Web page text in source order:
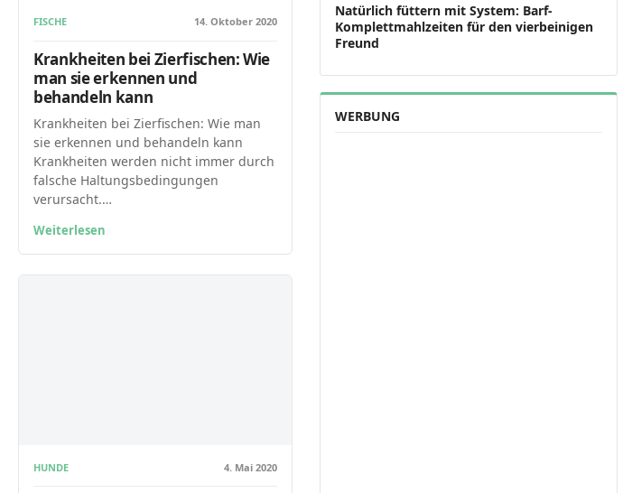
FISCHE 14. Oktober 2020
Krankheiten bei Zierfischen: Wie
man sie erkennen und
behandeln kann
Krankheiten bei Zierfischen: Wie man
sie erkennen und behandeln kann
Krankheiten werden nicht immer durch
falsche Haltungsbedingungen
verursacht.…
Weiterlesen
HUNDE 4. Mai 2020
Natürlich füttern mit System: Barf-
Komplettmahlzeiten für den vierbeinigen
Freund
WERBUNG